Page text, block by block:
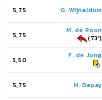
5,75 G. Wijnaldum
5,75
M. de Roon
(73')
5,50
F. de Jong
5,75 M. Depay